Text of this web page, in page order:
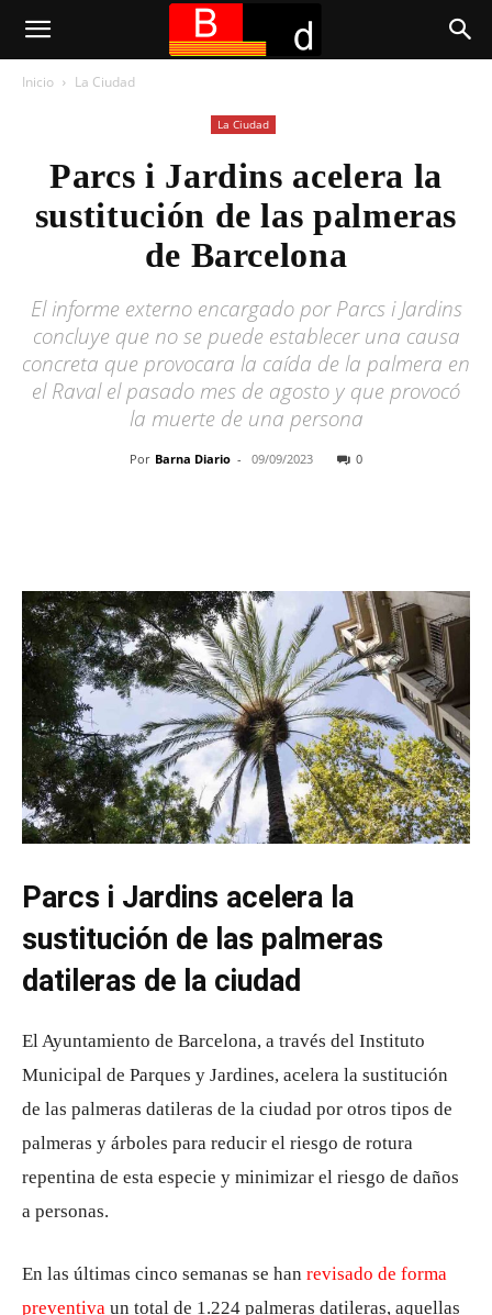
Inicio La Ciudad
La Ciudad
Parcs i Jardins acelera la
sustitución de las palmeras
de Barcelona
El informe externo encargado por Parcs i Jardins
concluye que no se puede establecer una causa
concreta que provocara la caída de la palmera en
el Raval el pasado mes de agosto y que provocó
la muerte de una persona
Por Barna Diario - 09/09/2023 0
Parcs i Jardins acelera la
sustitución de las palmeras
datileras de la ciudad
El Ayuntamiento de Barcelona, ​​a través del Instituto
Municipal de Parques y Jardines, acelera la sustitución
de las palmeras datileras de la ciudad por otros tipos de
palmeras y árboles para reducir el riesgo de rotura
repentina de esta especie y minimizar el riesgo de daños
a personas.
En las últimas cinco semanas se han revisado de forma
preventiva un total de 1.224 palmeras datileras, aquellas